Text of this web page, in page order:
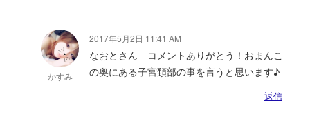
かすみ
2017年5月2日 11:41 AM
なおとさん コメントありがとう！おまんこ
の奥にある子宮頚部の事を言うと思います♪
返信